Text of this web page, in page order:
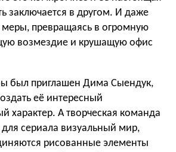
заключается в другом. И даже
меры, превращаясь в огромную
возмездие и крушащую офис
был приглашен Дима Сыендук,
её интересный
характер. А творческая команда
для сериала визуальный мир,
рисованные элементы